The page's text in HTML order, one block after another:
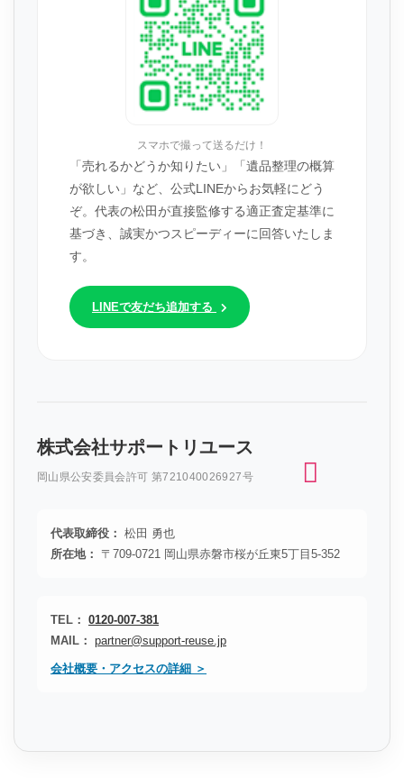
スマホで撮って送るだけ！
「売れるかどうか知りたい」「遺品整理の概算
が欲しい」など、公式LINEからお気軽にどう
ぞ。代表の松田が直接監修する適正査定基準に
基づき、誠実かつスピーディーに回答いたしま
す。
LINEで友だち追加する
株式会社サポートリユース
岡山県公安委員会許可 第721040026927号
代表取締役： 松田 勇也
所在地：
〒709-0721 岡山県赤磐市桜が丘東5丁目5-352
TEL： 0120-007-381
MAIL： partner@support-reuse.jp
会社概要・アクセスの詳細 ＞